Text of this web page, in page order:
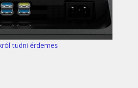
tudni érdemes